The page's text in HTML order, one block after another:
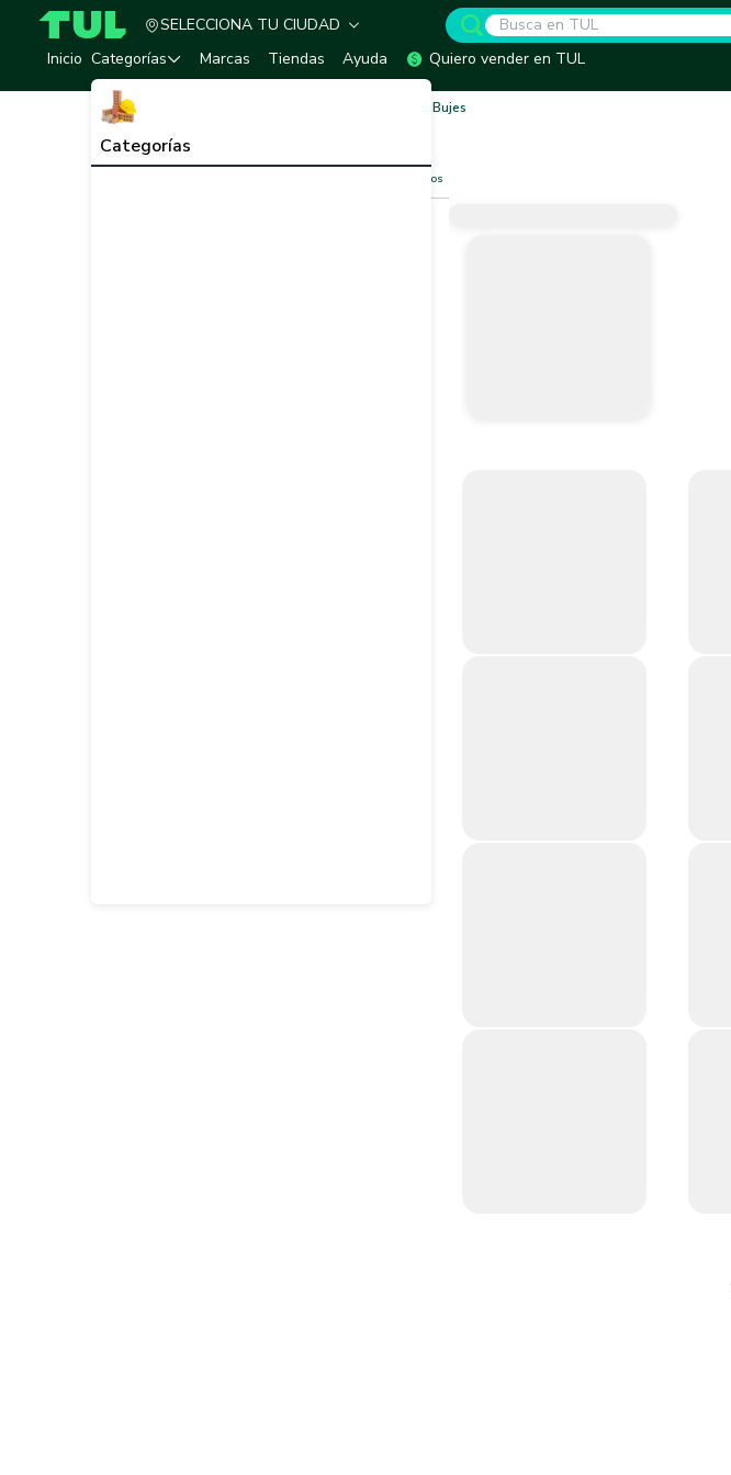
TUL - Tu Marketplace de Construcción
SELECCIONA TU CIUDAD
Inicio Categorías
Categorías
Marcas Tiendas Ayuda Quiero vender en TUL
Inicio Bujes
Bujes
Limpiar filtros